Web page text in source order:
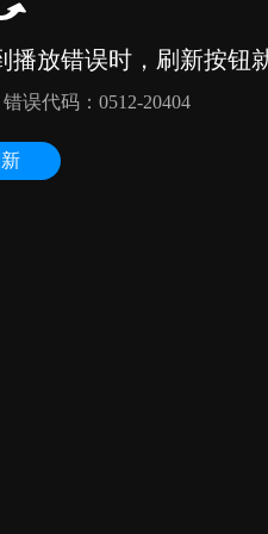
放错误时，刷新按钮
误代码：0512-20404